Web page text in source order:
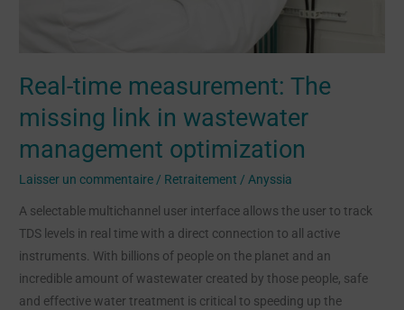
Real-time measurement: The
missing link in wastewater
management optimization
Laisser un commentaire / Retraitement / Anyssia
A selectable multichannel user interface allows the user to track
TDS levels in real time with a direct connection to all active
instruments. With billions of people on the planet and an
incredible amount of wastewater created by those people, safe
and effective water treatment is critical to speeding up the